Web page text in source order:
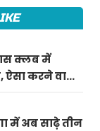
क्लब में
ऐसा करने वाले
में अब साढ़े तीन